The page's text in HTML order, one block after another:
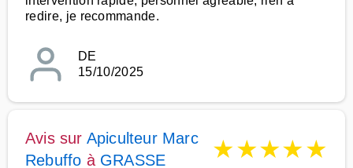
redire, je recommande.
DE
15/10/2025
Avis sur Apiculteur Marc
Rebuffo à GRASSE ★★★★★